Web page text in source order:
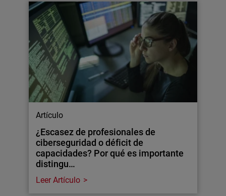
Artículo
¿Escasez de profesionales de
ciberseguridad o déficit de
capacidades? Por qué es importante
distingu…
Leer Artículo